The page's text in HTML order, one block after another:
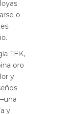
o
TEK,
oro
y
y